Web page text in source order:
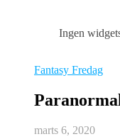
Ingen
Fantasy Fredag
marts 6, 2020